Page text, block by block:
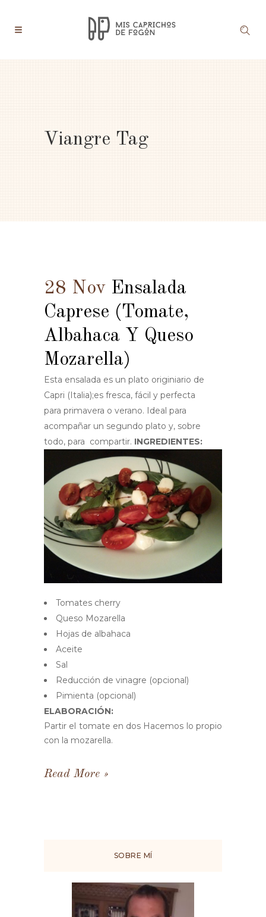
Viangre Tag
28 Nov Ensalada
Caprese (tomate,
Albahaca Y Queso
Mozarella)
Esta ensalada es un plato originiario de
Capri (Italia);es fresca, fácil y perfecta
para primavera o verano. Ideal para
acompañar un segundo plato y, sobre
todo, para compartir. INGREDIENTES:
Tomates cherry
Queso Mozarella
Hojas de albahaca
Aceite
Sal
Reducción de vinagre (opcional)
Pimienta (opcional)
ELABORACIÓN:
Partir el tomate en dos Hacemos lo propio
con la mozarella.
Read More
SOBRE MÍ